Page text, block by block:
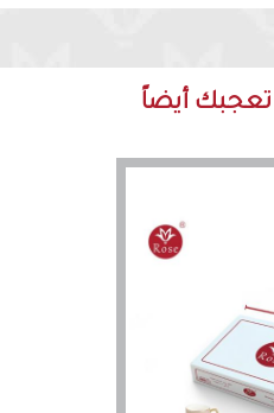
أيضاً